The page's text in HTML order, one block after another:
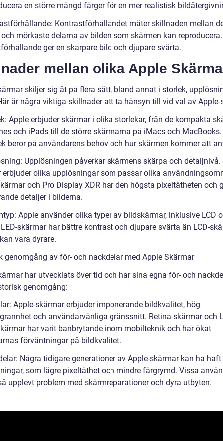
en större mängd färger för en mer realistisk
Kontrastförhållandet mäter skillnaden mellan
mörkaste delarna av bilden som skärmen kan
ger en skarpare bild och djupare svärta.
mellan olika Apple
skiljer sig åt på flera sätt, bland annat i storlek,
är några viktiga skillnader att ta hänsyn till vid val av Apple-
Apple erbjuder skärmar i olika storlekar, från de kompakta
och iPads till de större skärmarna på iMacs och
beror på användarens behov och hur skärmen kommer att
Upplösningen påverkar skärmens skärpa och detaljnivå.
erbjuder olika upplösningar som passar olika
och Pro Display XDR har den högsta pixeltätheten och
detaljer i bilderna.
Apple använder olika typer av bildskärmar, inklusive LCD
skärmar har bättre kontrast och djupare svärta än LCD-
vara dyrare.
genomgång av för- och nackdelar med Apple Skärmar
har utvecklats över tid och har sina egna för- och
genomgång:
Apple-skärmar erbjuder imponerande bildkvalitet, hög
och användarvänliga gränssnitt. Retina-skärmar och
har varit banbrytande inom mobilteknik och har ökat
förväntningar på bildkvalitet.
Några tidigare generationer av Apple-skärmar kan ha haft
som lägre pixeltäthet och mindre färgrymd. Vissa
upplevt problem med skärmreparationer och dyra utbyten.